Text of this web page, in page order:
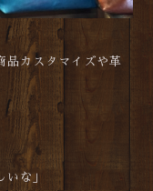
品カスタマイズや革
いな」